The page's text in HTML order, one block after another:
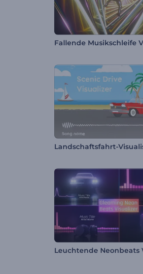
Landschaftsfahrt-